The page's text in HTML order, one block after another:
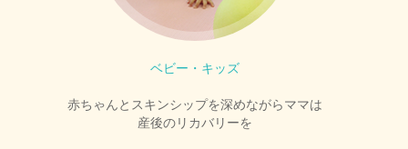
ベビー・キッズ
赤ちゃんとスキンシップを深めながらママは
産後のリカバリーを